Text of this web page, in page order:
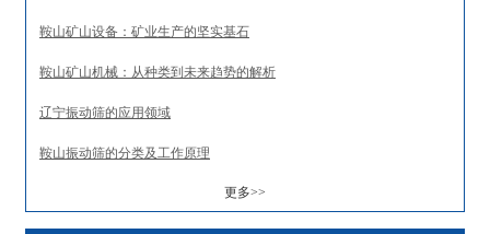
鞍山矿山设备：矿业生产的坚实基石
鞍山矿山机械：从种类到未来趋势的解析
辽宁振动筛的应用领域
鞍山振动筛的分类及工作原理
更多>>